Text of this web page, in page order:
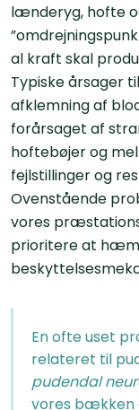
lænderyg, hofte
al kraft skal
Typiske årsager
afklemning af
forårsaget af
hoftebøjer og
fejlstillinger og
Ovenstående
vores
prioritere at
En ofte uset
relateret til
pudendal
vores bækken